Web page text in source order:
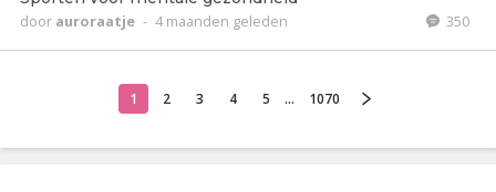
door auroraatje - 4 maanden geleden 350
1 2 3 4 5 ... 1070